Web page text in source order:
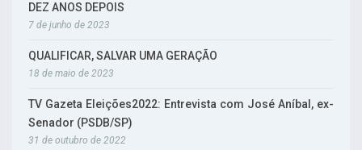
DEZ ANOS DEPOIS
7 de junho de 2023
QUALIFICAR, SALVAR UMA GERAÇÃO
18 de maio de 2023
TV Gazeta Eleições2022: Entrevista com José Aníbal, ex-
Senador (PSDB/SP)
31 de outubro de 2022